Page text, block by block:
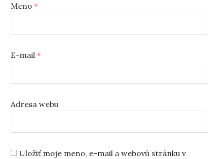
Meno*
E-mail*
Adresa webu
Uložiť moje meno, e-mail a webovú stránku v